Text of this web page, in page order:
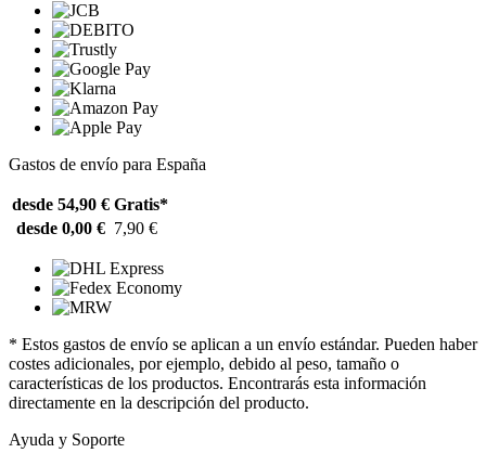
Gastos de envío para España
desde 54,90 € Gratis*
desde 0,00 € 7,90 €
* Estos gastos de envío se aplican a un envío estándar. Pueden haber
costes adicionales, por ejemplo, debido al peso, tamaño o
características de los productos. Encontrarás esta información
directamente en la descripción del producto.
Ayuda y Soporte